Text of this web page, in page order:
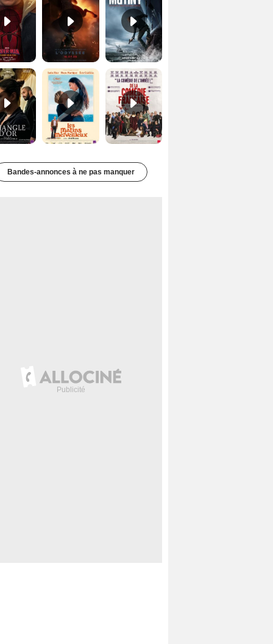
Les Matins merveilleux Bande-annonce VF De la Comédie-Française Teaser VF
Bandes-annonces à ne pas manquer